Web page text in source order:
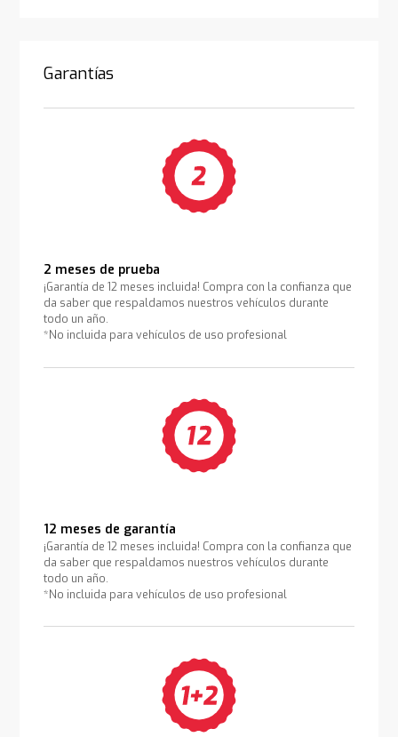
Garantías
2 meses de prueba
¡Garantía de 12 meses incluida! Compra con la confianza que
da saber que respaldamos nuestros vehículos durante
todo un año.
*No incluida para vehículos de uso profesional
12 meses de garantía
¡Garantía de 12 meses incluida! Compra con la confianza que
da saber que respaldamos nuestros vehículos durante
todo un año.
*No incluida para vehículos de uso profesional